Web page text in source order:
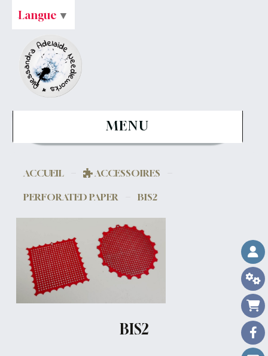
MENU
ACCUEIL
ACCESSOIRES
PERFORATED PAPER
BIS2
BIS2
Langue ▼